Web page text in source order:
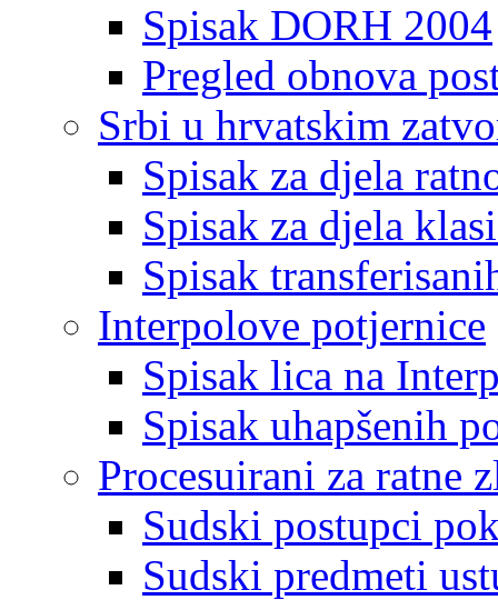
Spisak DORH 2004
Pregled obnova
Srbi u hrvatskim
Spisak za djela
Spisak za djela
Spisak
Interpolove potjernice
Spisak lica na
Spisak uhapšenih
Procesuirani za ratne
Sudski postupci
Sudski predmeti